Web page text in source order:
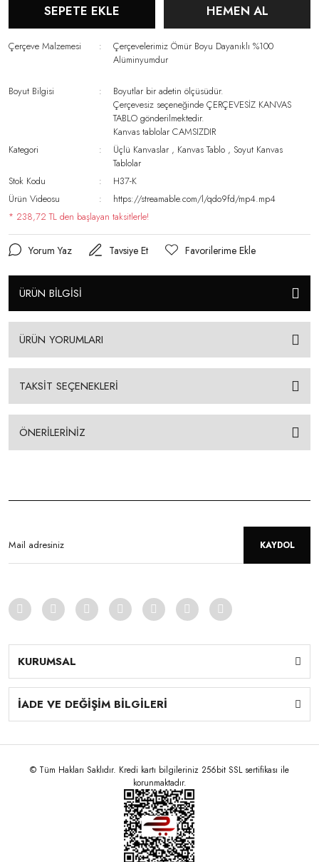
SEPETE EKLE HEMEN AL
Çerçeve Malzemesi
Çerçevelerimiz Ömür Boyu Dayanıklı %100
Alüminyumdur
Boyut Bilgisi
Boyutlar bir adetin ölçüsüdür.
Çerçevesiz seçeneğinde ÇERÇEVESİZ KANVAS
TABLO gönderilmektedir.
Kanvas tablolar CAMSIZDIR
Kategori
Üçlü Kanvaslar , Kanvas Tablo ,Soyut Kanvas
Tablolar
Stok Kodu
H37-K
Ürün Videosu
https://streamable.com/l/qdo9fd/mp4.mp4
* 238,72 TL den başlayan taksitlerle!
Yorum Yaz Tavsiye Et
ÜRÜN BİLGİSİ
ÜRÜN YORUMLARI
TAKSİT SEÇENEKLERİ
ÖNERİLERİNİZ
KAYDOL
KURUMSAL
İADE VE DEĞİŞİM BİLGİLERİ
© Tüm Hakları Saklıdır. Kredi kartı bilgileriniz 256bit SSL sertifikası ile
korunmaktadır.